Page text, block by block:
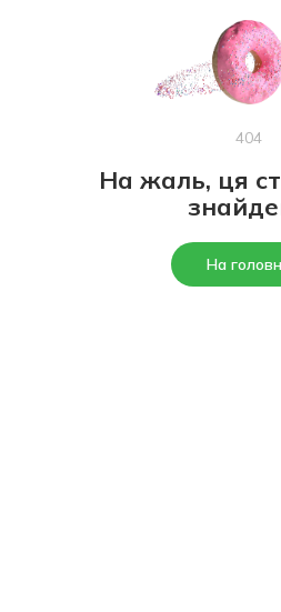
404
На жаль, ця
На